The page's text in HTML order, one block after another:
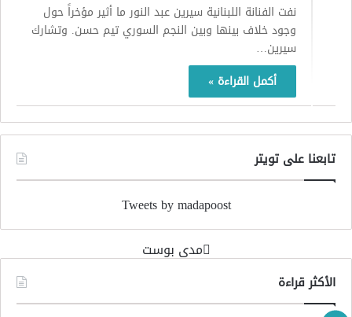
نفت الفنانة اللبنانية سيرين عبد النور ما أثير مؤخراً حول
وجود خلاف بينها وبين النجم السوري تيم حسن. وتشارك
سيرين…
أكمل القراءة »
تابعنا على تويتر
Tweets by madapoost
‏مدى بوست‏
الأكثر قراءة